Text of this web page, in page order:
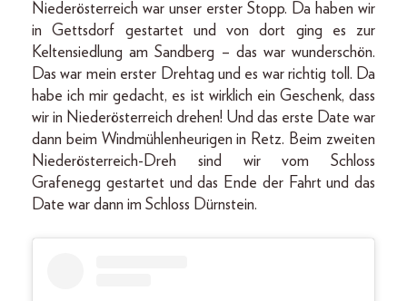
Niederösterreich war unser erster Stopp. Da haben wir
in Gettsdorf gestartet und von dort ging es zur
Keltensiedlung am Sandberg – das war wunderschön.
Das war mein erster Drehtag und es war richtig toll. Da
habe ich mir gedacht, es ist wirklich ein Geschenk, dass
wir in Niederösterreich drehen! Und das erste Date war
dann beim Windmühlenheurigen in Retz. Beim zweiten
Niederösterreich-Dreh sind wir vom Schloss
Grafenegg gestartet und das Ende der Fahrt und das
Date war dann im Schloss Dürnstein.